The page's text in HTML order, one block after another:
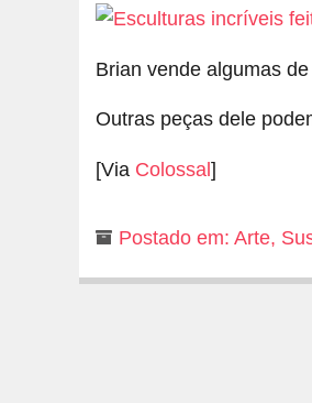
Brian vende algumas
Outras peças dele
[Via Colossal]
Postado em: Arte,